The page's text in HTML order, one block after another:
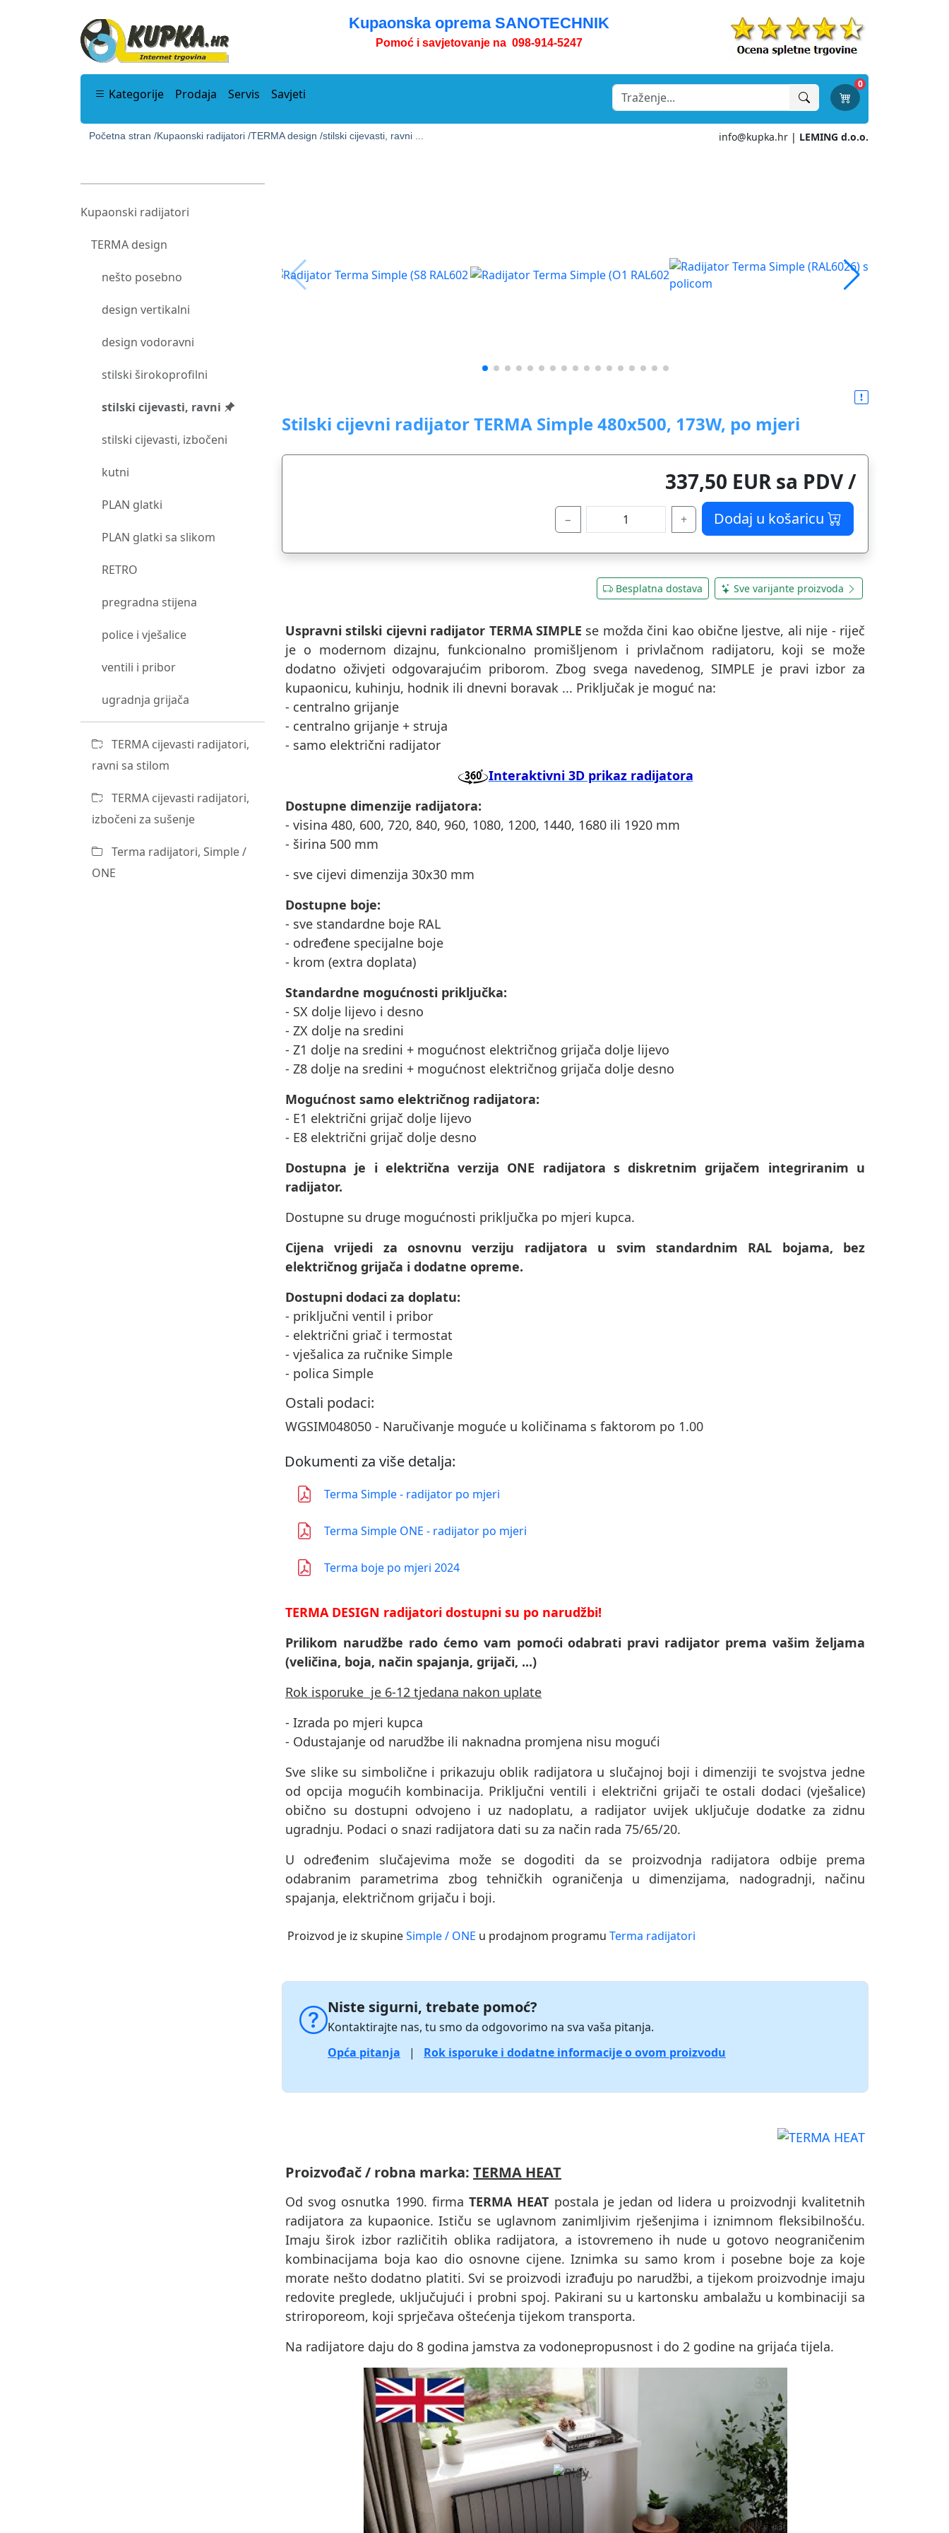
Kupaonska oprema SANOTECHNIK
Pomoć i savjetovanje na 098-914-5247
Kategorije Prodaja Servis Savjeti
0
Početna stran /Kupaonski radijatori /TERMA design /stilski cijevasti, ravni ... info@kupka.hr | LEMING d.o.o.
Kupaonski radijatori
TERMA design
nešto posebno
design vertikalni
design vodoravni
stilski širokoprofilni
stilski cijevasti, ravni
stilski cijevasti, izbočeni
kutni
PLAN glatki
PLAN glatki sa slikom
RETRO
pregradna stijena
police i vješalice
ventili i pribor
ugradnja grijača
TERMA cijevasti radijatori,
ravni sa stilom
TERMA cijevasti radijatori,
izbočeni za sušenje
Terma radijatori, Simple /
ONE
Stilski cijevni radijator TERMA Simple 480x500, 173W, po mjeri
337,50 EUR sa PDV /
− + Dodaj u košaricu
Besplatna dostava Sve varijante proizvoda
Uspravni stilski cijevni radijator TERMA SIMPLE se možda čini kao obične ljestve, ali nije - riječ
je o modernom dizajnu, funkcionalno promišljenom i privlačnom radijatoru, koji se može
dodatno oživjeti odgovarajućim priborom. Zbog svega navedenog, SIMPLE je pravi izbor za
kupaonicu, kuhinju, hodnik ili dnevni boravak ... Priključak je moguć na:
- centralno grijanje
- centralno grijanje + struja
- samo električni radijator
Interaktivni 3D prikaz radijatora
Dostupne dimenzije radijatora:
- visina 480, 600, 720, 840, 960, 1080, 1200, 1440, 1680 ili 1920 mm
- širina 500 mm
- sve cijevi dimenzija 30x30 mm
Dostupne boje:
- sve standardne boje RAL
- određene specijalne boje
- krom (extra doplata)
Standardne mogućnosti priključka:
- SX dolje lijevo i desno
- ZX dolje na sredini
- Z1 dolje na sredini + mogućnost električnog grijača dolje lijevo
- Z8 dolje na sredini + mogućnost električnog grijača dolje desno
Mogućnost samo električnog radijatora:
- E1 električni grijač dolje lijevo
- E8 električni grijač dolje desno
Dostupna je i električna verzija ONE radijatora s diskretnim grijačem integriranim u
radijator.
Dostupne su druge mogućnosti priključka po mjeri kupca.
Cijena vrijedi za osnovnu verziju radijatora u svim standardnim RAL bojama, bez
električnog grijača i dodatne opreme.
Dostupni dodaci za doplatu:
- priključni ventil i pribor
- električni griač i termostat
- vješalica za ručnike Simple
- polica Simple
Ostali podaci:
WGSIM048050 - Naručivanje moguće u količinama s faktorom po 1.00
Dokumenti za više detalja:
Terma Simple - radijator po mjeri
Terma Simple ONE - radijator po mjeri
Terma boje po mjeri 2024
TERMA DESIGN radijatori dostupni su po narudžbi!
Prilikom narudžbe rado ćemo vam pomoći odabrati pravi radijator prema vašim željama
(veličina, boja, način spajanja, grijači, ...)
Rok isporuke je 6-12 tjedana nakon uplate
- Izrada po mjeri kupca
- Odustajanje od narudžbe ili naknadna promjena nisu mogući
Sve slike su simbolične i prikazuju oblik radijatora u slučajnoj boji i dimenziji te svojstva jedne
od opcija mogućih kombinacija. Priključni ventili i električni grijači te ostali dodaci (vješalice)
obično su dostupni odvojeno i uz nadoplatu, a radijator uvijek uključuje dodatke za zidnu
ugradnju. Podaci o snazi ​​radijatora dati su za način rada 75/65/20.
U određenim slučajevima može se dogoditi da se proizvodnja radijatora odbije prema
odabranim parametrima zbog tehničkih ograničenja u dimenzijama, nadogradnji, načinu
spajanja, električnom grijaču i boji.
Proizvod je iz skupineSimple / ONE u prodajnom programu Terma radijatori
Niste sigurni, trebate pomoć?
Kontaktirajte nas, tu smo da odgovorimo na sva vaša pitanja.
Opća pitanja
| Rok isporuke i dodatne informacije o ovom proizvodu
Proizvođač / robna marka: TERMA HEAT
Od svog osnutka 1990. firmaTERMA HEAT postala je jedan od lidera u proizvodnji kvalitetnih
radijatora za kupaonice. Ističu se uglavnom zanimljivim rješenjima i iznimnom fleksibilnošću.
Imaju širok izbor različitih oblika radijatora, a istovremeno ih nude u gotovo neograničenim
kombinacijama boja kao dio osnovne cijene. Iznimka su samo krom i posebne boje za koje
morate nešto dodatno platiti. Svi se proizvodi izrađuju po narudžbi, a tijekom proizvodnje imaju
redovite preglede, uključujući i probni spoj. Pakirani su u kartonsku ambalažu u kombinaciji sa
striroporeom, koji sprječava oštećenja tijekom transporta.
Na radijatore daju do 8 godina jamstva za vodonepropusnost i do 2 godine na grijaća tijela.